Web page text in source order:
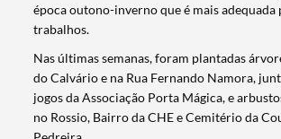
época outono-inverno que é mais adequada
trabalhos.
Nas últimas semanas, foram plantadas
do Calvário e na Rua Fernando Namora,
jogos da Associação Porta Mágica, e
no Rossio, Bairro da CHE e Cemitério da